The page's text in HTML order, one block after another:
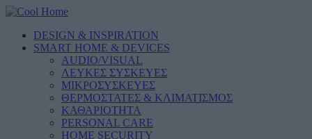
DESIGN & INSPIRATION
SMART HOME & DEVICES
AUDIO/VISUAL
ΛΕΥΚΕΣ ΣΥΣΚΕΥΕΣ
ΜΙΚΡΟΣΥΣΚΕΥΕΣ
ΘΕΡΜΟΣΤΑΤΕΣ & ΚΛΙΜΑΤΙΣΜΟΣ
ΚΑΘΑΡΙΟΤΗΤΑ
PERSONAL CARE
HOME SECURITY